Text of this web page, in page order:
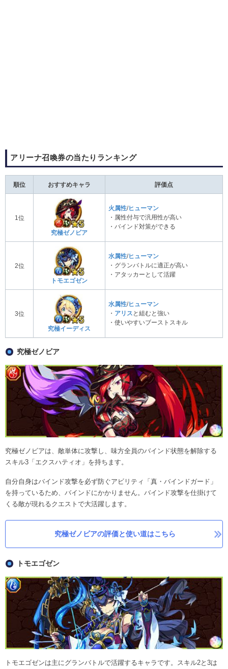
アリーナ召喚券の当たりランキング
順位 おすすめキャラ 評価点
1位
究極ゼノビア
火属性/ヒューマン
・属性付与で汎用性が高い
・バインド対策ができる
2位
トモエゴゼン
水属性/ヒューマン
・グランバトルに適正が高い
・アタッカーとして活躍
3位
究極イーディス
水属性/ヒューマン
・ アリス と組むと強い
・使いやすいブーストスキル
究極ゼノビア
究極ゼノビアは、敵単体に攻撃し、味方全員のバインド状態を解除する
スキル3「エクスハティオ」を持ちます。
自分自身はバインド攻撃を必ず防ぐアビリティ「真・バインドガード」
を持っているため、バインドにかかりません。バインド攻撃を仕掛けて
くる敵が現れるクエストで大活躍します。
究極ゼノビアの評価と使い道はこちら
トモエゴゼン
トモエゴゼンは主にグランバトルで活躍するキャラです。スキル2と3は